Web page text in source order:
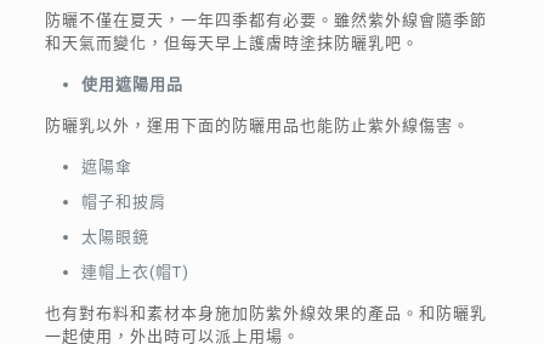
防曬不僅在夏天，一年四季都有必要。雖然紫外線會隨季節
和天氣而變化，但每天早上護膚時塗抹防曬乳吧。
使用遮陽用品
防曬乳以外，運用下面的防曬用品也能防止紫外線傷害。
遮陽傘
帽子和披肩
太陽眼鏡
連帽上衣(帽T)
也有對布料和素材本身施加防紫外線效果的產品。和防曬乳
一起使用，外出時可以派上用場。